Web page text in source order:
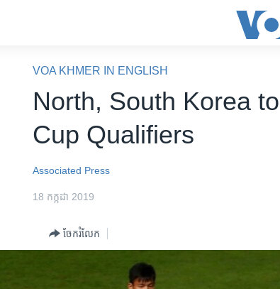
VOA KHMER IN ENGLISH
North, South Korea
Cup Qualifiers
Associated Press
18 កក្កដា 2019
ចែករំលែក